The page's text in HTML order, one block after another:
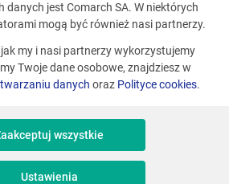
jest Comarch SA. W niektórych
mogą być również nasi partnerzy.
my i nasi partnerzy wykorzystujemy
Twoje dane osobowe, znajdziesz w
danych oraz Polityce cookies.
wszystkie
Ustawienia